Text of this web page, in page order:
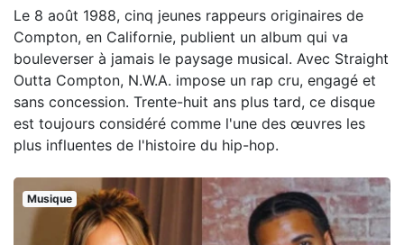
Le 8 août 1988, cinq jeunes rappeurs originaires de
Compton, en Californie, publient un album qui va
bouleverser à jamais le paysage musical. Avec Straight
Outta Compton, N.W.A. impose un rap cru, engagé et
sans concession. Trente-huit ans plus tard, ce disque
est toujours considéré comme l'une des œuvres les
plus influentes de l'histoire du hip-hop.
Musique